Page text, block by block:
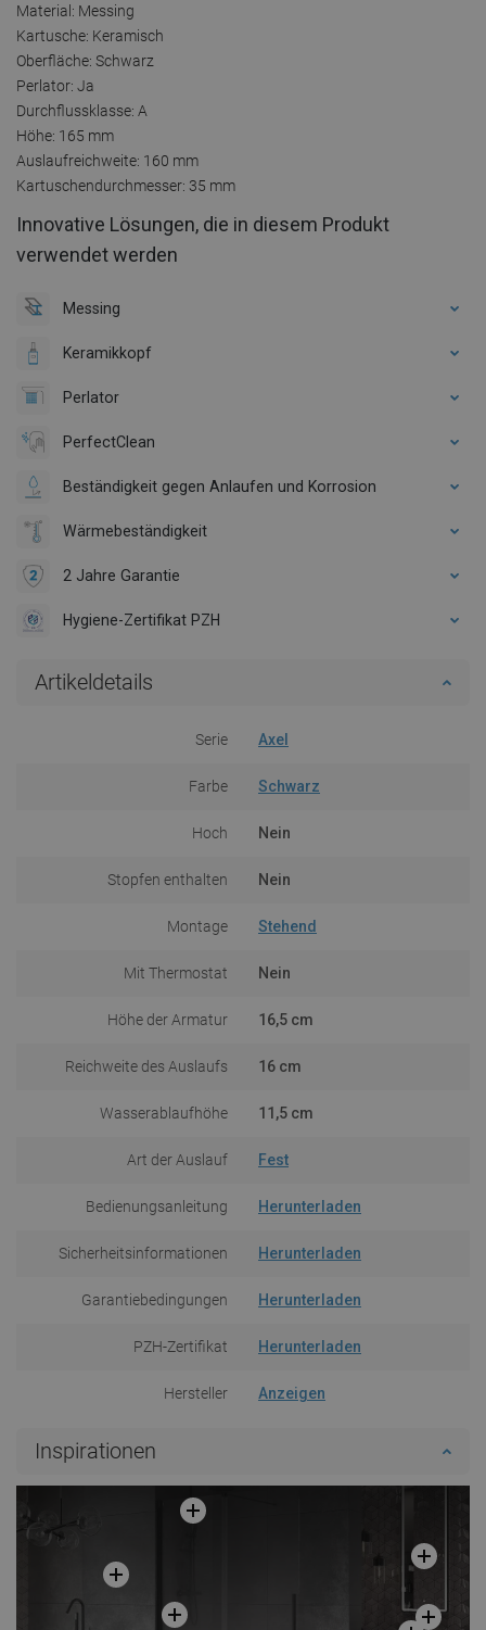
Material: Messing
Kartusche: Keramisch
Oberfläche: Schwarz
Perlator: Ja
Durchflussklasse: A
Höhe: 165 mm
Auslaufreichweite: 160 mm
Kartuschendurchmesser: 35 mm
Innovative Lösungen, die in diesem Produkt
verwendet werden
Messing
Keramikkopf
Perlator
PerfectClean
Beständigkeit gegen Anlaufen und Korrosion
Wärmebeständigkeit
2 Jahre Garantie
Hygiene-Zertifikat PZH
Artikeldetails
Serie Axel
Farbe Schwarz
Hoch Nein
Stopfen enthalten Nein
Montage Stehend
Mit Thermostat Nein
Höhe der Armatur 16,5 cm
Reichweite des Auslaufs 16 cm
Wasserablaufhöhe 11,5 cm
Art der Auslauf Fest
Bedienungsanleitung Herunterladen
Sicherheitsinformationen Herunterladen
Garantiebedingungen Herunterladen
PZH-Zertifikat Herunterladen
Hersteller Anzeigen
Inspirationen